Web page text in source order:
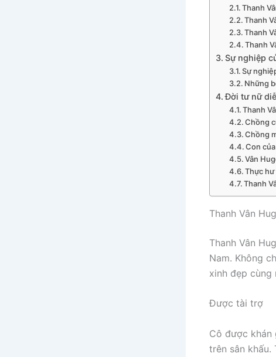
Thanh
Thanh
Thanh
Thanh
Sự nghiệp
Sự
Những
Đời tư nữ
Thanh
Chồng
Chồng
Con
Vân
Thực
Thanh
Thanh Vân
Thanh Vân
Nam. Không
xinh đẹp cùng
Được tài trợ
Cô được khán
trên sân